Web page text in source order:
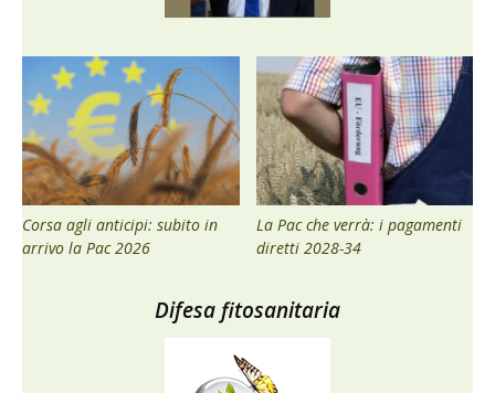
Corsa agli anticipi: subito in
arrivo la Pac 2026
La Pac che verrà: i pagamenti
diretti 2028-34
Difesa fitosanitaria